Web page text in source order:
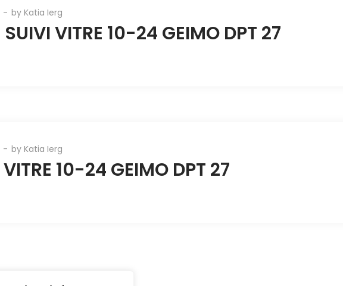
by Katia Ierg
SUIVI VITRE 10-24 GEIMO DPT 27
by Katia Ierg
VITRE 10-24 GEIMO DPT 27